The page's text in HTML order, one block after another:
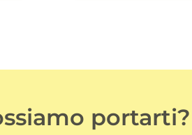
portarti?